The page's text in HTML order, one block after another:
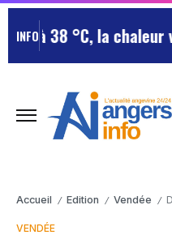
INFO
38 °C, la chaleur va
Accueil / Edition / Vendée /
VENDÉE